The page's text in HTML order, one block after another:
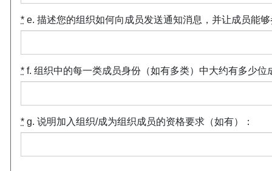
* e. 描述您的组织如何向成员发送通知消息，并让成员能
* f. 组织中的每一类成员身份（如有多类）中大约有多少位
* g. 说明加入组织/成为组织成员的资格要求（如有）：